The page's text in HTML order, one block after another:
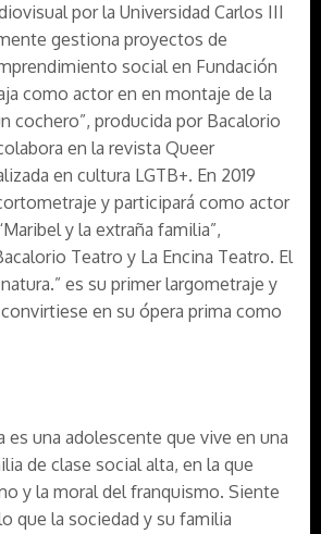
por la Universidad Carlos III
gestiona proyectos de
social en Fundación
como actor en en montaje de la
cochero”, producida por Bacalorio
en la revista Queer
en cultura LGTB+. En 2019
y participará como actor
y la extraña familia”,
Teatro y La Encina Teatro. El
es su primer largometraje y
en su ópera prima como
es una adolescente que vive en una
de clase social alta, en la que
y la moral del franquismo. Siente
que la sociedad y su familia